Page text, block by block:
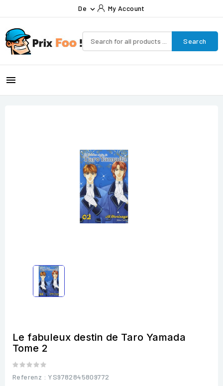
De  My Account
Search

Le fabuleux destin de Taro Yamada
Tome 2
Referenz : YS9782845809772